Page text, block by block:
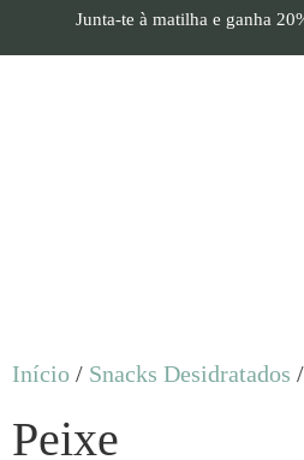
Junta-te à matilha e ganha
Início / Snacks Desidratados
Peixe